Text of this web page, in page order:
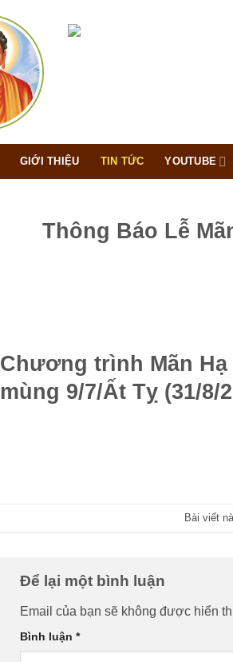
GIỚI THIỆU TIN TỨC YOUTUBE
Thông Báo Lễ
Chương trình Mãn
mùng 9/7/Ất Tỵ (31/8/
Bài viết
Để lại một bình luận
Email của bạn sẽ không được hiển
Bình luận *